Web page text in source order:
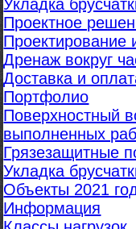
Укладка
Проектное
Проектирование
Дренаж вокруг
Доставка и
Портфолио
Поверхностный
выполненных
Грязезащитные
Укладка
Объекты 2021
Информация